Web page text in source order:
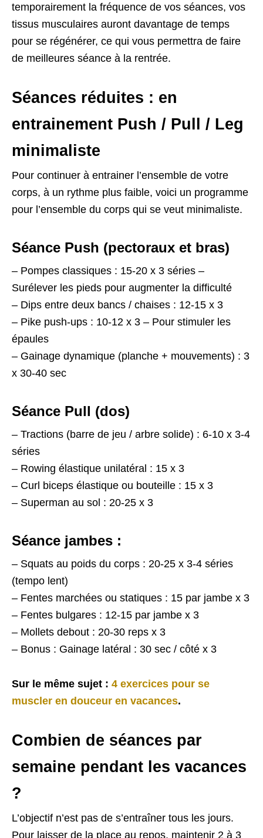
temporairement la fréquence de vos séances, vos
tissus musculaires auront davantage de temps
pour se régénérer, ce qui vous permettra de faire
de meilleures séance à la rentrée.
Séances réduites : en
entrainement Push / Pull / Leg
minimaliste
Pour continuer à entrainer l’ensemble de votre
corps, à un rythme plus faible, voici un programme
pour l’ensemble du corps qui se veut minimaliste.
Séance Push (pectoraux et bras)
– Pompes classiques : 15-20 x 3 séries –
Surélever les pieds pour augmenter la difficulté
– Dips entre deux bancs / chaises : 12-15 x 3
– Pike push-ups : 10-12 x 3 – Pour stimuler les
épaules
– Gainage dynamique (planche + mouvements) : 3
x 30-40 sec
Séance Pull (dos)
– Tractions (barre de jeu / arbre solide) : 6-10 x 3-4
séries
– Rowing élastique unilatéral : 15 x 3
– Curl biceps élastique ou bouteille : 15 x 3
– Superman au sol : 20-25 x 3
Séance jambes :
– Squats au poids du corps : 20-25 x 3-4 séries
(tempo lent)
– Fentes marchées ou statiques : 15 par jambe x 3
– Fentes bulgares : 12-15 par jambe x 3
– Mollets debout : 20-30 reps x 3
– Bonus : Gainage latéral : 30 sec / côté x 3
Sur le même sujet : 4 exercices pour se
muscler en douceur en vacances.
Combien de séances par
semaine pendant les vacances
?
L’objectif n’est pas de s’entraîner tous les jours.
Pour laisser de la place au repos, maintenir 2 à 3